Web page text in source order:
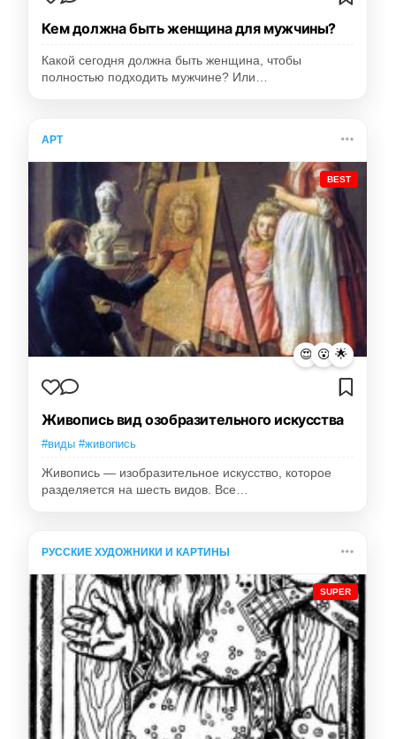
Кем должна быть женщина для мужчины?
Какой сегодня должна быть женщина, чтобы
полностью подходить мужчине? Или…
АРТ
BEST
😍 😮 🌟
Живопись вид озобразительного искусства
#виды #живопись
Живопись — изобразительное искусство, которое
разделяется на шесть видов. Все…
РУССКИЕ ХУДОЖНИКИ И КАРТИНЫ
SUPER